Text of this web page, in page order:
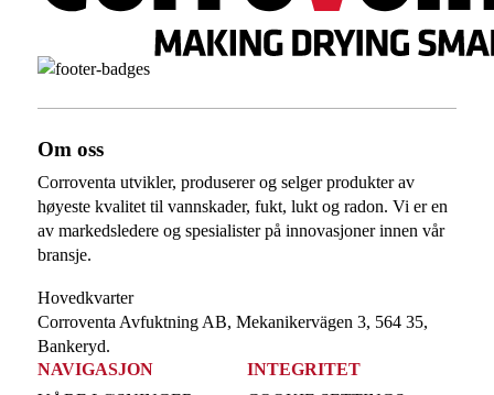
Om oss
Corroventa utvikler, produserer og selger produkter av
høyeste kvalitet til vannskader, fukt, lukt og radon. Vi er en
av markedsledere og spesialister på innovasjoner innen vår
bransje.
Hovedkvarter
Corroventa Avfuktning AB, Mekanikervägen 3, 564 35,
Bankeryd.
NAVIGASJON INTEGRITET